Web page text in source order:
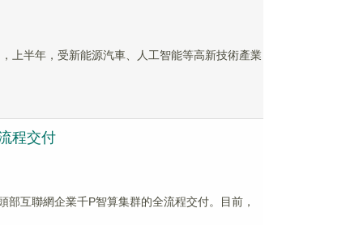
上半年，受新能源汽車、人工智能等高新技術產業
程交付
互聯網企業千P智算集群的全流程交付。目前，